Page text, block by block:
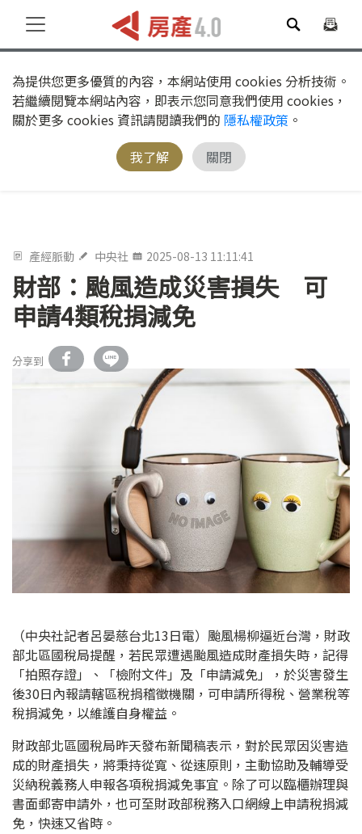
為提供您更多優質的內容，本網站使用 cookies 分析技術。
若繼續閱覽本網站內容，即表示您同意我們使用 cookies，
關於更多 cookies 資訊請閱讀我們的 隱私權政策 。
我了解
關閉
產經脈動 中央社 2025-08-13 11:11:41
財部：颱風造成災害損失 可
申請4類稅捐減免
分享到
（中央社記者呂晏慈台北13日電）颱風楊柳逼近台灣，財政
部北區國稅局提醒，若民眾遭遇颱風造成財產損失時，記得
「拍照存證」、「檢附文件」及「申請減免」，於災害發生
後30日內報請轄區稅捐稽徵機關，可申請所得稅、營業稅等
稅捐減免，以維護自身權益。
財政部北區國稅局昨天發布新聞稿表示，對於民眾因災害造
成的財產損失，將秉持從寬、從速原則，主動協助及輔導受
災納稅義務人申報各項稅捐減免事宜。除了可以臨櫃辦理與
書面郵寄申請外，也可至財政部稅務入口網線上申請稅捐減
免，快速又省時。